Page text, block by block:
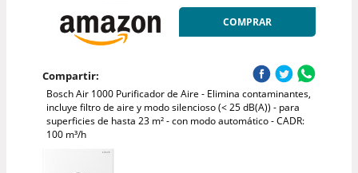
COMPRAR
Compartir:
Bosch Air 1000 Purificador de Aire - Elimina contaminantes,
incluye filtro de aire y modo silencioso (< 25 dB(A)) - para
superficies de hasta 23 m² - con modo automático - CADR:
100 m³/h